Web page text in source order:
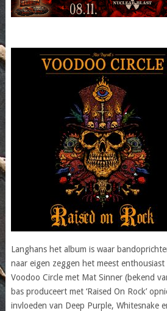
Langhans het album is waar
naar eigen zeggen het meest
Voodoo Circle met Mat Sinner (bekend
bas produceert met ‘Raised On Rock’
invloeden van Deep Purple, Whitesnake